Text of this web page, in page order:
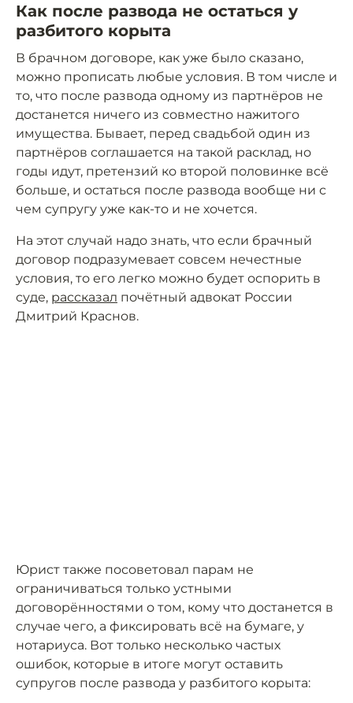
Как после развода не остаться у
разбитого корыта
В брачном договоре, как уже было сказано,
можно прописать любые условия. В том числе и
то, что после развода одному из партнёров не
достанется ничего из совместно нажитого
имущества. Бывает, перед свадьбой один из
партнёров соглашается на такой расклад, но
годы идут, претензий ко второй половинке всё
больше, и остаться после развода вообще ни с
чем супругу уже как-то и не хочется.
На этот случай надо знать, что если брачный
договор подразумевает совсем нечестные
условия, то его легко можно будет оспорить в
суде, рассказал почётный адвокат России
Дмитрий Краснов.
Юрист также посоветовал парам не
ограничиваться только устными
договорённостями о том, кому что достанется в
случае чего, а фиксировать всё на бумаге, у
нотариуса. Вот только несколько частых
ошибок, которые в итоге могут оставить
супругов после развода у разбитого корыта: